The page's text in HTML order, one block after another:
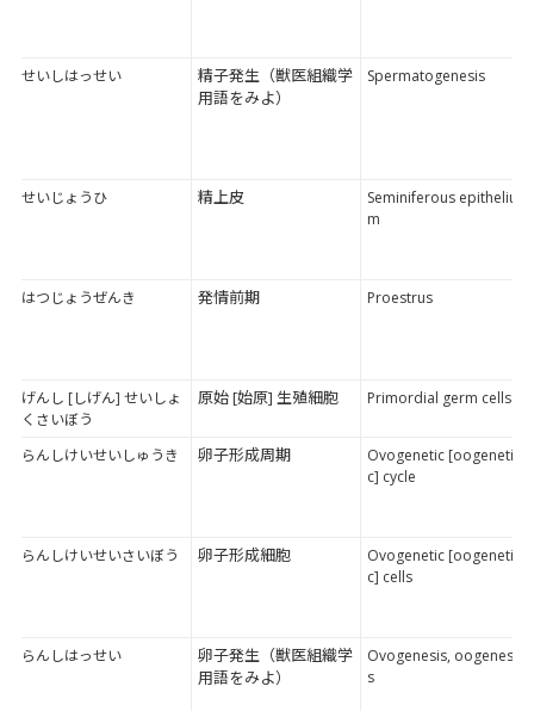
せいしはっせい
精子発生（獣医組織学
用語をみよ）
Spermatogenesis
せいじょうひ 精上皮
Seminiferous epitheliu
m
はつじょうぜんき 発情前期 Proestrus
げんし [しげん] せいしょ
くさいぼう
原始 [始原] 生殖細胞 Primordial germ cells
らんしけいせいしゅうき 卵子形成周期
Ovogenetic [oogeneti
c] cycle
らんしけいせいさいぼう 卵子形成細胞
Ovogenetic [oogeneti
c] cells
らんしはっせい
卵子発生（獣医組織学
用語をみよ）
Ovogenesis, oogenesi
s